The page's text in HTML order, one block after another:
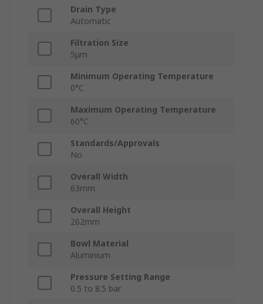
Drain Type
Automatic
Filtration Size
5μm
Minimum Operating Temperature
0°C
Maximum Operating Temperature
60°C
Standards/Approvals
No
Overall Width
63mm
Overall Height
262mm
Bowl Material
Aluminium
Pressure Setting Range
0.5 to 8.5 bar